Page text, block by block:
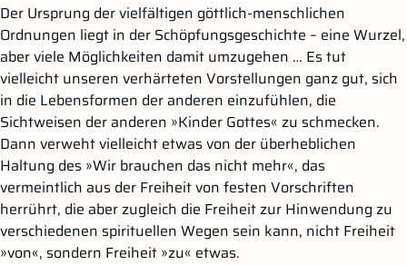
Der Ursprung der vielfältigen göttlich-menschlichen
Ordnungen liegt in der Schöpfungsgeschichte – eine Wurzel,
aber viele Möglichkeiten damit umzugehen … Es tut
vielleicht unseren verhärteten Vorstellungen ganz gut, sich
in die Lebensformen der anderen einzufühlen, die
Sichtweisen der anderen »Kinder Gottes« zu schmecken.
Dann verweht vielleicht etwas von der überheblichen
Haltung des »Wir brauchen das nicht mehr«, das
vermeintlich aus der Freiheit von festen Vorschriften
herrührt, die aber zugleich die Freiheit zur Hinwendung zu
verschiedenen spirituellen Wegen sein kann, nicht Freiheit
»von«, sondern Freiheit »zu« etwas.